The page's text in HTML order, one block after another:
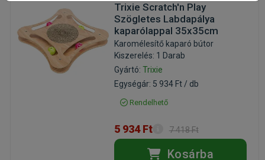
Trixie Scratch'n Play
Szögletes Labdapálya
kaparólappal 35x35cm
Karomélesítő kaparó bútor
Kiszerelés: 1 Darab
Gyártó: Trixie
Egységár: 5 934 Ft / db
Rendelhető
5 934 Ft 7 418 Ft
Kosárba